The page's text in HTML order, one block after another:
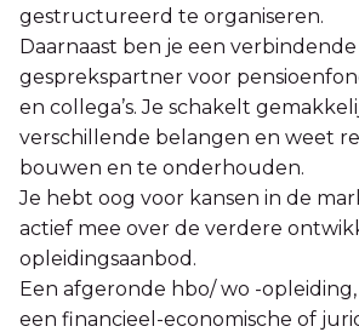
gestructureerd te organiseren.
Daarnaast ben je een verbindende
gesprekspartner voor
en collega’s. Je schakelt
verschillende belangen en weet
bouwen en te onderhouden.
Je hebt oog voor kansen in de
actief mee over de verdere
opleidingsaanbod.
Een afgeronde hbo/ wo -
een financieel-economische of